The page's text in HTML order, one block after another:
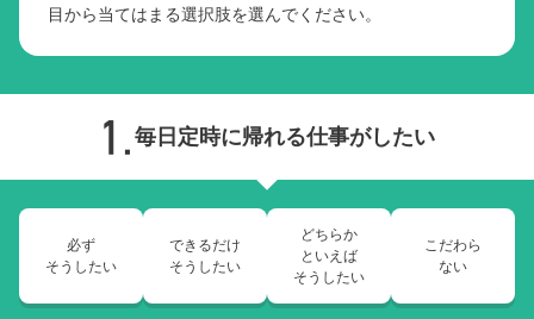
目から当てはまる選択肢を選んでください。
毎日定時に帰れる仕事がしたい
必ず
そうしたい
できるだけ
そうしたい
どちらか
といえば
そうしたい
こだわら
ない